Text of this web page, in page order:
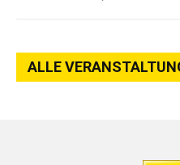
ALLE